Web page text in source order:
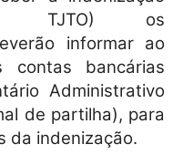
TJTO) os
informar ao
contas bancárias
Administrativo
de partilha), para
da indenização.